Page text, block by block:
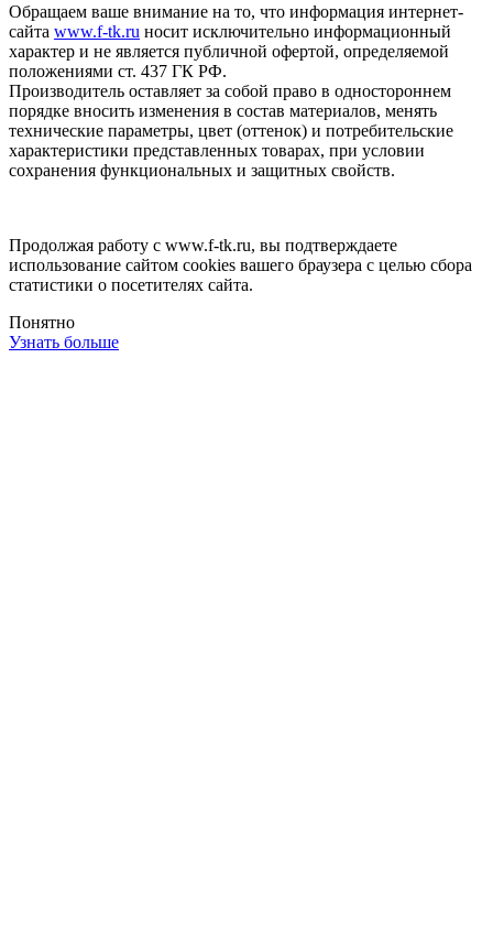
Обращаем ваше внимание на то, что информация интернет-
сайта www.f-tk.ru носит исключительно информационный
характер и не является публичной офертой, определяемой
положениями ст. 437 ГК РФ.
Производитель оставляет за собой право в одностороннем
порядке вносить изменения в состав материалов, менять
технические параметры, цвет (оттенок) и потребительские
характеристики представленных товарах, при условии
сохранения функциональных и защитных свойств.
Продолжая работу с www.f-tk.ru, вы подтверждаете
использование сайтом cookies вашего браузера с целью сбора
статистики о посетителях сайта.
Понятно
Узнать больше